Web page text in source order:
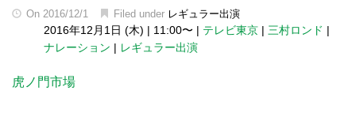
On 2016/12/1 Filed under レギュラー出演
2016年12月1日 (木) | 11:00〜 | テレビ東京 | 三村ロンド |
ナレーション | レギュラー出演
虎ノ門市場